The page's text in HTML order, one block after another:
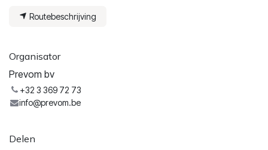
Routebeschrijving
Organisator
Prevom bv
+32 3 369 72 73
info@prevom.be
Delen